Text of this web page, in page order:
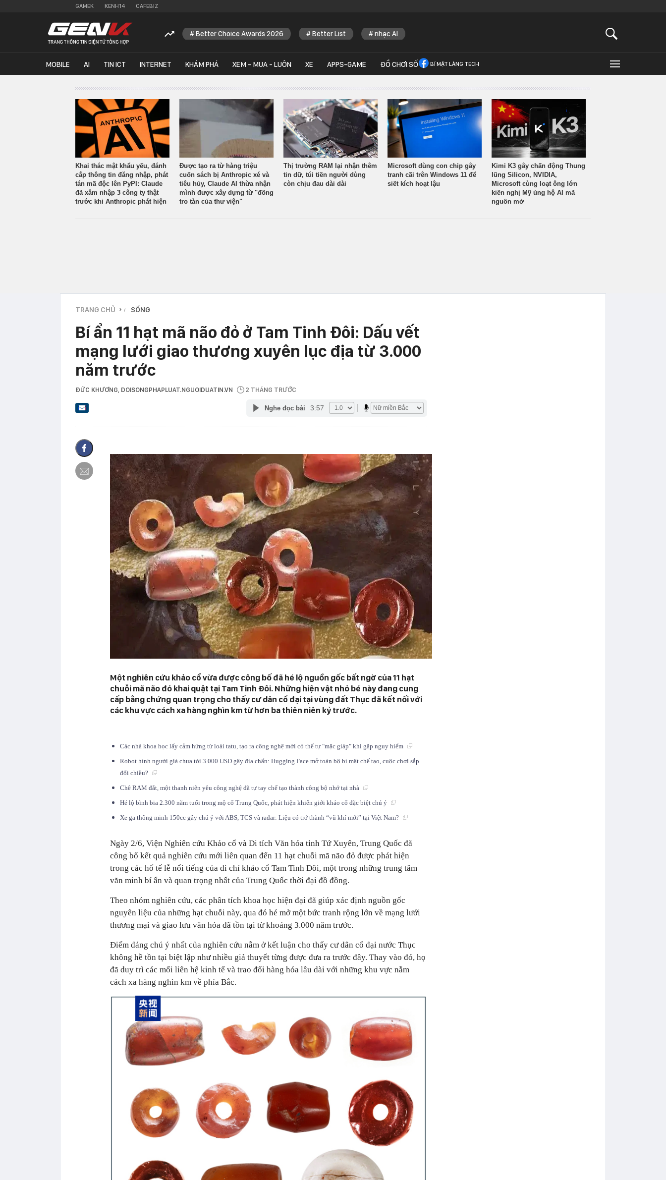
GAMEK KENH14 CAFEBIZ
Better Choice Awards 2026 Better List nhạc AI
MOBILE AI TIN ICT INTERNET KHÁM PHÁ XEM - MUA - LUÔN XE APPS-GAME ĐỒ CHƠI SỐ BÍ MẬT LÀNG TECH
Khai thác mật khẩu yếu, đánh
cắp thông tin đăng nhập, phát
tán mã độc lên PyPI: Claude
đã xâm nhập 3 công ty thật
trước khi Anthropic phát hiện
Được tạo ra từ hàng triệu
cuốn sách bị Anthropic xé và
tiêu hủy, Claude AI thừa nhận
mình được xây dựng từ "đống
tro tàn của thư viện"
Thị trường RAM lại nhận thêm
tin dữ, túi tiền người dùng
còn chịu đau dài dài
Microsoft dùng con chip gây
tranh cãi trên Windows 11 để
siết kích hoạt lậu
Kimi K3 gây chấn động Thung
lũng Silicon, NVIDIA,
Microsoft cùng loạt ông lớn
kiến nghị Mỹ ủng hộ AI mã
nguồn mở
TRANG CHỦ › SỐNG
Bí ẩn 11 hạt mã não đỏ ở Tam Tinh Đôi: Dấu vết
mạng lưới giao thương xuyên lục địa từ 3.000
năm trước
ĐỨC KHƯƠNG , DOISONGPHAPLUAT.NGUOIDUATIN.VN 2 THÁNG TRƯỚC
Nghe đọc bài 3:57
Một nghiên cứu khảo cổ vừa được công bố đã hé lộ nguồn gốc bất ngờ của 11 hạt
chuỗi mã não đỏ khai quật tại Tam Tinh Đôi. Những hiện vật nhỏ bé này đang cung
cấp bằng chứng quan trọng cho thấy cư dân cổ đại tại vùng đất Thục đã kết nối với
các khu vực cách xa hàng nghìn km từ hơn ba thiên niên kỷ trước.
Các nhà khoa học lấy cảm hứng từ loài tatu, tạo ra công nghệ mới có thể tự "mặc giáp" khi gặp nguy hiểm
Robot hình người giá chưa tới 3.000 USD gây địa chấn: Hugging Face mở toàn bộ bí mật chế tạo, cuộc chơi sắp
đổi chiều?
Chê RAM đắt, một thanh niên yêu công nghệ đã tự tay chế tạo thành công bộ nhớ tại nhà
Hé lộ bình bia 2.300 năm tuổi trong mộ cổ Trung Quốc, phát hiện khiến giới khảo cổ đặc biệt chú ý
Xe ga thông minh 150cc gây chú ý với ABS, TCS và radar: Liệu có trở thành “vũ khí mới” tại Việt Nam?
Ngày 2/6, Viện Nghiên cứu Khảo cổ và Di tích Văn hóa tỉnh Tứ Xuyên, Trung Quốc đã
công bố kết quả nghiên cứu mới liên quan đến 11 hạt chuỗi mã não đỏ được phát hiện
trong các hố tế lễ nổi tiếng của di chỉ khảo cổ Tam Tinh Đôi, một trong những trung tâm
văn minh bí ẩn và quan trọng nhất của Trung Quốc thời đại đồ đồng.
Theo nhóm nghiên cứu, các phân tích khoa học hiện đại đã giúp xác định nguồn gốc
nguyên liệu của những hạt chuỗi này, qua đó hé mở một bức tranh rộng lớn về mạng lưới
thương mại và giao lưu văn hóa đã tồn tại từ khoảng 3.000 năm trước.
Điểm đáng chú ý nhất của nghiên cứu nằm ở kết luận cho thấy cư dân cổ đại nước Thục
không hề tồn tại biệt lập như nhiều giả thuyết từng được đưa ra trước đây. Thay vào đó, họ
đã duy trì các mối liên hệ kinh tế và trao đổi hàng hóa lâu dài với những khu vực nằm
cách xa hàng nghìn km về phía Bắc.